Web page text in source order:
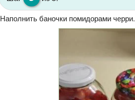
Наполнить баночки помидорами черри.